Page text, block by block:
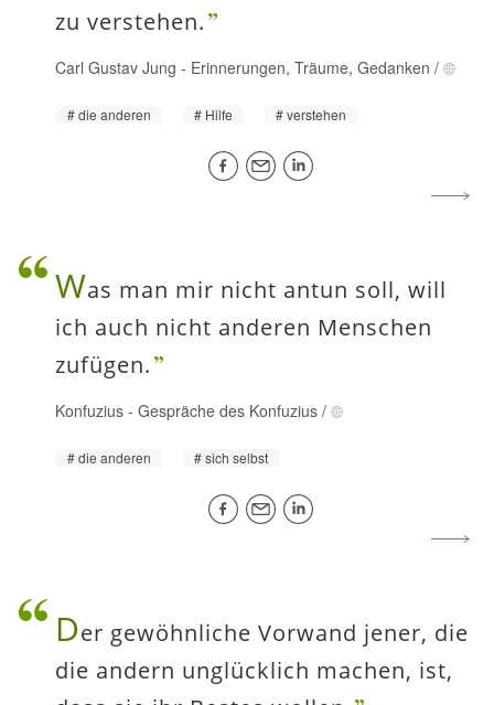
zu verstehen.
Carl Gustav Jung - Erinnerungen, Träume, Gedanken /
die anderen Hilfe verstehen
Was man mir nicht antun soll, will
ich auch nicht anderen Menschen
zufügen.
Konfuzius - Gespräche des Konfuzius /
die anderen sich selbst
Der gewöhnliche Vorwand jener, die
die andern unglücklich machen, ist,